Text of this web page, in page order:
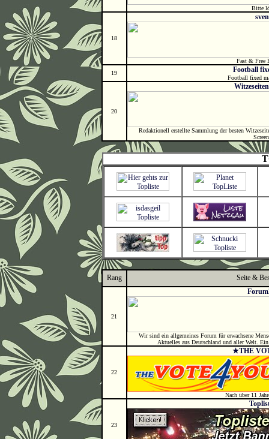
Bitte
18
Fast & Free
19
Football
Football fixed
20
Redaktionell erstellte Sammlung der besten
Rang Seite &
21
Wir sind ein allgemeines Forum für erwachsene
Aktuelles aus Deutschland und aller Welt.
22
★THE
Nach über 11
23